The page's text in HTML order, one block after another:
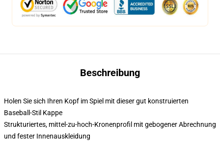
Beschreibung
Holen Sie sich Ihren Kopf im Spiel mit dieser gut konstruierten
Baseball-Stil Kappe
Strukturiertes, mittel-zu-hoch-Kronenprofil mit gebogener Abrechnung
und fester Innenauskleidung